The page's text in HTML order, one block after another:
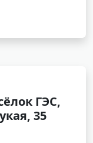
ГЭС,
35